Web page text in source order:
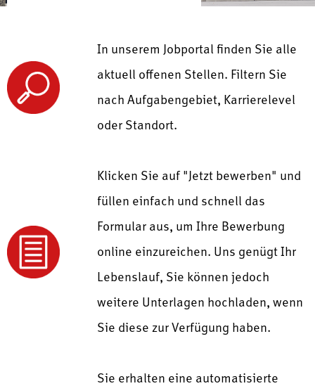
In unserem Jobportal finden Sie alle
aktuell offenen Stellen. Filtern Sie
nach Aufgabengebiet, Karrierelevel
oder Standort.
Klicken Sie auf "Jetzt bewerben" und
füllen einfach und schnell das
Formular aus, um Ihre Bewerbung
online einzureichen. Uns genügt Ihr
Lebenslauf, Sie können jedoch
weitere Unterlagen hochladen, wenn
Sie diese zur Verfügung haben.
Sie erhalten eine automatisierte